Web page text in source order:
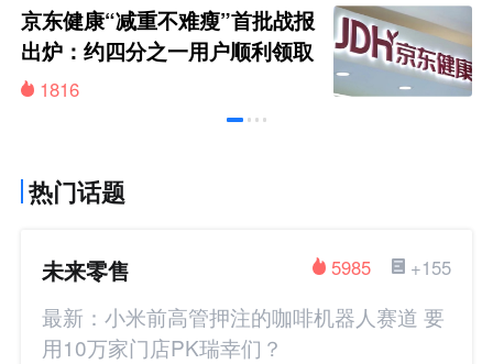
京东健康“减重不难瘦”首批战报
出炉：约四分之一用户顺利领取
200元挑战金
1816
热门话题
未来零售 +155
5985
最新：小米前高管押注的咖啡机器人赛道 要
用10万家门店PK瑞幸们？